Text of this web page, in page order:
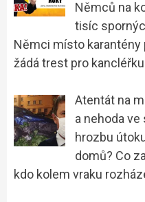
Němců na
tisíc
Němci místo karantény
žádá trest pro kancléřku
Atentát na
a nehoda
hrozbu
domů? Co
kdo kolem vraku